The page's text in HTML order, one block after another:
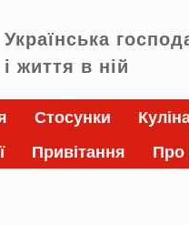
Українська
і життя в ній
Стосунки
Привітання Про